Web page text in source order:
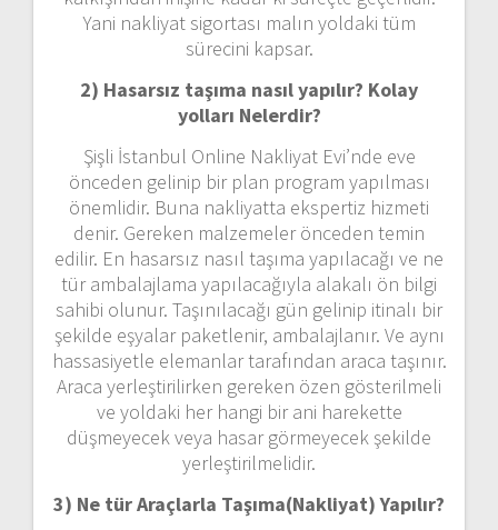
Yani nakliyat sigortası malın yoldaki tüm
sürecini kapsar.
2) Hasarsız taşıma nasıl yapılır? Kolay
yolları Nelerdir?
Şişli İstanbul Online Nakliyat Evi’nde eve
önceden gelinip bir plan program yapılması
önemlidir. Buna nakliyatta ekspertiz hizmeti
denir. Gereken malzemeler önceden temin
edilir. En hasarsız nasıl taşıma yapılacağı ve ne
tür ambalajlama yapılacağıyla alakalı ön bilgi
sahibi olunur. Taşınılacağı gün gelinip itinalı bir
şekilde eşyalar paketlenir, ambalajlanır. Ve aynı
hassasiyetle elemanlar tarafından araca taşınır.
Araca yerleştirilirken gereken özen gösterilmeli
ve yoldaki her hangi bir ani harekette
düşmeyecek veya hasar görmeyecek şekilde
yerleştirilmelidir.
3) Ne tür Araçlarla Taşıma(Nakliyat) Yapılır?